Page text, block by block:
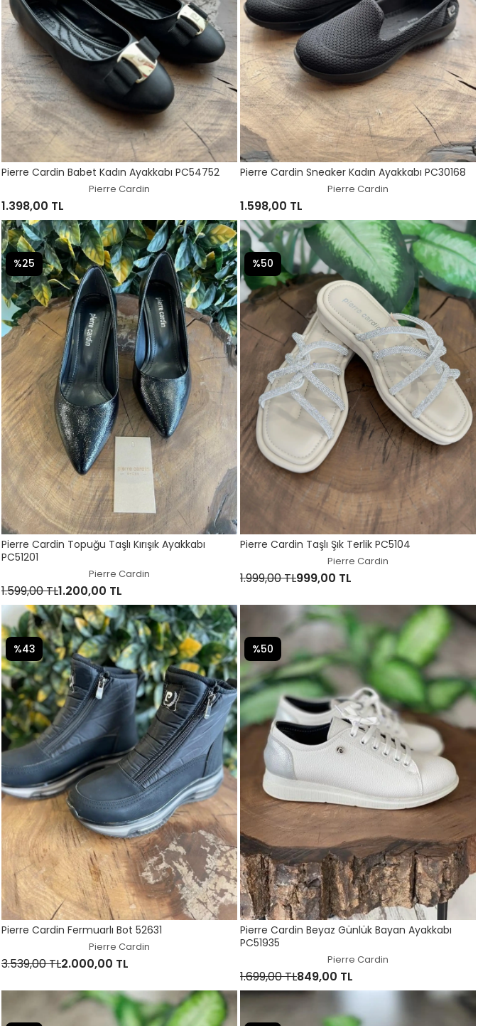
Pierre Cardin Babet Kadın Ayakkabı PC54752
Pierre Cardin
1.398,00 TL
Pierre Cardin Sneaker Kadın Ayakkabı PC30168
Pierre Cardin
1.598,00 TL
Pierre Cardin Topuğu Taşlı Kırışık Ayakkabı
PC51201
Pierre Cardin
1.599,00 TL1.200,00 TL
%25
Pierre Cardin Taşlı Şık Terlik PC5104
Pierre Cardin
1.999,00 TL999,00 TL
%50
Pierre Cardin Fermuarlı Bot 52631
Pierre Cardin
3.539,00 TL2.000,00 TL
%43
Pierre Cardin Beyaz Günlük Bayan Ayakkabı
PC51935
Pierre Cardin
1.699,00 TL849,00 TL
%50